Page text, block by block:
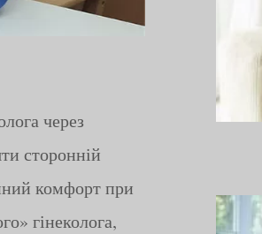
через
сторонній
комфорт при
гінеколога,